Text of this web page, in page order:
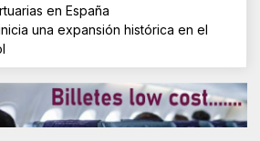
en España
una expansión histórica en el